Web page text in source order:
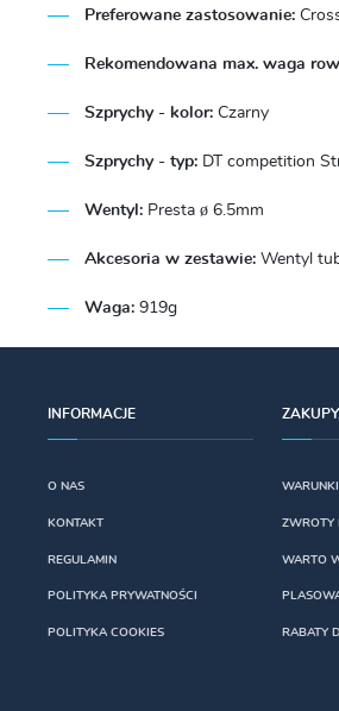
Preferowane zastosowanie:
Rekomendowana max. waga
Szprychy - kolor:Czarny
Szprychy - typ:DT competition
Wentyl:Presta ø 6.5mm
Akcesoria w zestawie:Wentyl
Waga:919g
INFORMACJE
O NAS
KONTAKT
REGULAMIN
POLITYKA PRYWATNOŚCI
POLITYKA COOKIES
WARUNKI
ZWROTY
WARTO
RABATY